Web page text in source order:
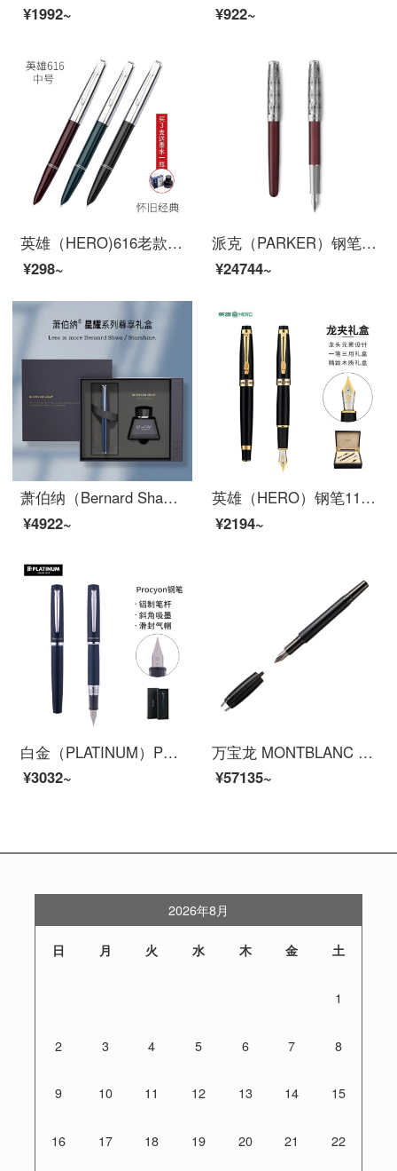
¥1992~
¥922~
英雄（HERO)616老款钢笔经典老式中号小号复古练字男女学生通用中细尖329美工笔330上海原厂 616中号随机颜色3支装0.5mm
¥298~
派克（PARKER）钢笔 卓尔系列致臻绛红墨水笔
¥24744~
萧伯纳（Bernard Shaw）钢笔星耀墨水笔男士高档精致礼盒女朋友套装礼物学生专用练字教师送礼 夜幕蓝钢笔【墨水套装】 F尖0.6mm
¥4922~
英雄（HERO）钢笔1111黑色（1+2）铱金钢笔组合套墨水笔龙夹明尖
¥2194~
白金（PLATINUM）PNS-5000钢笔PROCYON练字铱金笔尖墨囊可替换 深海蓝 F尖
¥3032~
万宝龙 MONTBLANC 星际行者碳纤维墨水笔/钢笔 109341
¥57135~
2026年8月
日 月 火 水 木 金 土
1
2 3 4 5 6 7 8
9 10 11 12 13 14 15
16 17 18 19 20 21 22